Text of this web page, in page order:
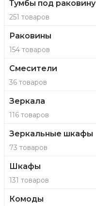
Тумбы под раковину
251 товаров
Раковины
154 товаров
Смесители
36 товаров
Зеркала
116 товаров
Зеркальные шкафы
73 товаров
Шкафы
131 товаров
Комоды